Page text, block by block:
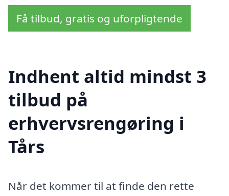
Få tilbud, gratis og uforpligtende
Indhent altid mindst 3
tilbud på
erhvervsrengøring i
Tårs
Når det kommer til at finde den rette